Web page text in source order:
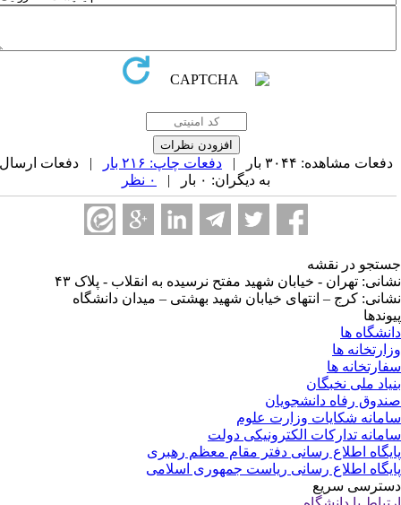
دفعات مشاهده: ۳۰۴۴ بار | دفعات چاپ: ۲۱۶ بار
| دفعات ارسال
به دیگران: ۰ بار |
در نقشه
تهران - خیابان شهید مفتح نرسیده به انقلاب - پلاک ۴۳
کرج – انتهای خیابان شهید بهشتی – میدان دانشگاه
ها
ها
ها
ملی نخبگان
رفاه دانشجویان
شکایات وزارت علوم
تدارکات الکترونیکی دولت
اطلاع رسانی دفتر مقام معظم رهبری
اطلاع رسانی ریاست جمهوری اسلامی
سریع